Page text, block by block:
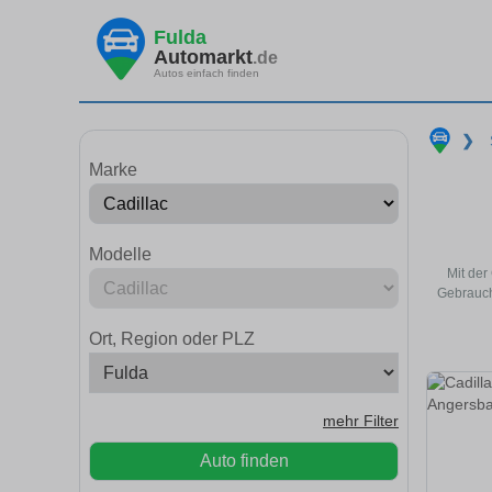
Fulda
Automarkt.de
Autos einfach finden
Marke
Modelle
Ort, Region oder PLZ
mehr Filter
Auto finden
❯
Mit